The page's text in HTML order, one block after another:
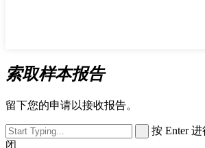
索取样本报告
留下您的申请以接收报告。
按 Enter
闭